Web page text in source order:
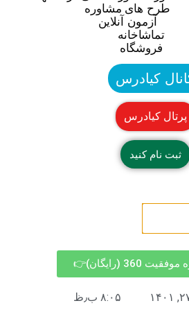
طرح های مشاوره
آزمون آنلاین
تماشاخانه
فروشگاه
کیادرس
پرتال کیادرس
ثبت نام کنید
360 (رایگان)👉
۸:۰۵ ب٫ظ